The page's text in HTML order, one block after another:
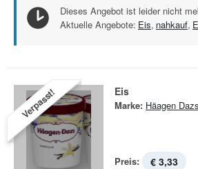
Dieses Angebot ist leider nicht
Aktuelle Angebote: Eis, nahkauf,
Verpasst! Eis
Marke: Häagen Dazs
Preis: € 3,33